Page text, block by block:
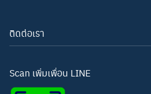
ติดต่อเรา
โทรศัพท์: 093-3277343
อีเมล: hightechwichian@gmail.com
Scan เพิ่มเพื่อน LINE